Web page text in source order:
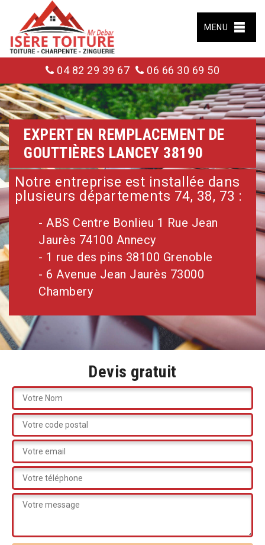
MENU
04 82 29 39 67 06 66 30 69 50
EXPERT EN REMPLACEMENT DE
GOUTTIÈRES LANCEY 38190
Notre entreprise est installée dans
plusieurs départements 74, 38, 73 :
- ABS Centre Bonlieu 1 Rue Jean
Jaurès 74100 Annecy
- 1 rue des pins 38100 Grenoble
- 6 Avenue Jean Jaurès 73000
Chambery
Devis gratuit